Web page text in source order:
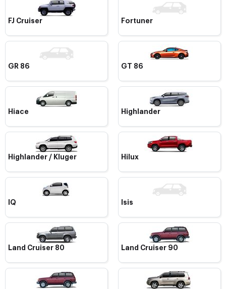
FJ Cruiser Fortuner
GR 86 GT 86
Hiace Highlander
Highlander / Kluger Hilux
IQ Isis
Land Cruiser 80 Land Cruiser 90